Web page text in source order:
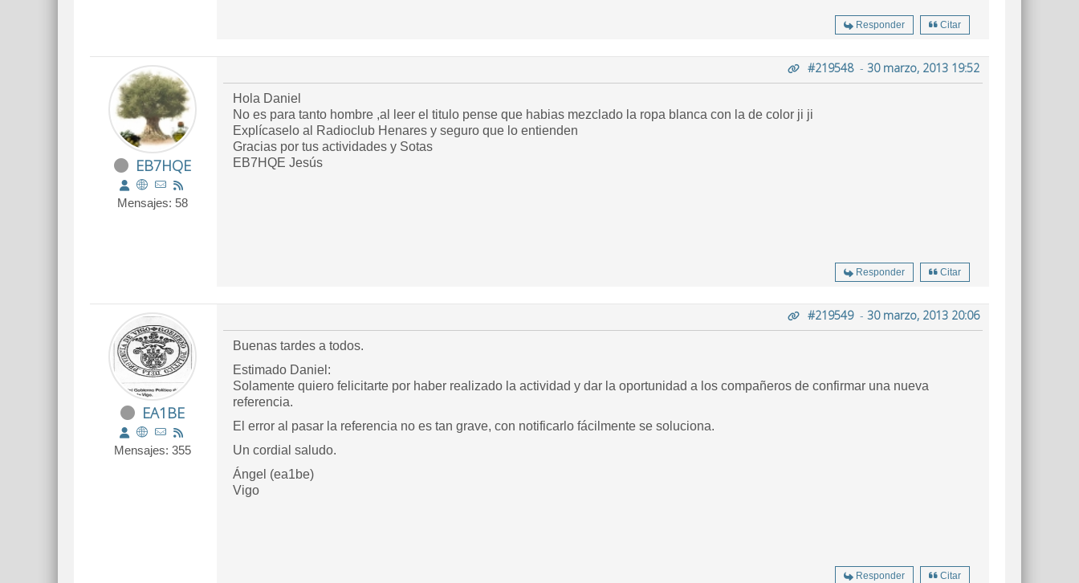
Responder Citar
EB7HQE
Mensajes: 58
#219548- 30 marzo, 2013 19:52
Hola Daniel
No es para tanto hombre ,al leer el titulo pense que habias mezclado la ropa blanca con la de color ji ji
Explícaselo al Radioclub Henares y seguro que lo entienden
Gracias por tus actividades y Sotas
EB7HQE Jesús
Responder Citar
EA1BE
Mensajes: 355
#219549- 30 marzo, 2013 20:06
Buenas tardes a todos.
Estimado Daniel:
Solamente quiero felicitarte por haber realizado la actividad y dar la oportunidad a los compañeros de confirmar una nueva
referencia.
El error al pasar la referencia no es tan grave, con notificarlo fácilmente se soluciona.
Un cordial saludo.
Ángel (ea1be)
Vigo
Responder Citar